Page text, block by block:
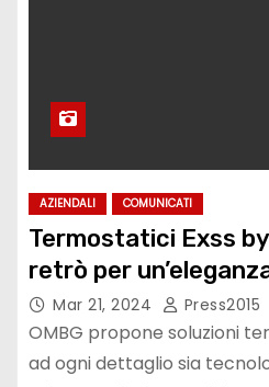
AZIENDALI COMUNICATI
Termostatici Exss by
retrò per
Mar 21, 2024 Press2015
OMBG propone soluzioni
ad ogni dettaglio sia